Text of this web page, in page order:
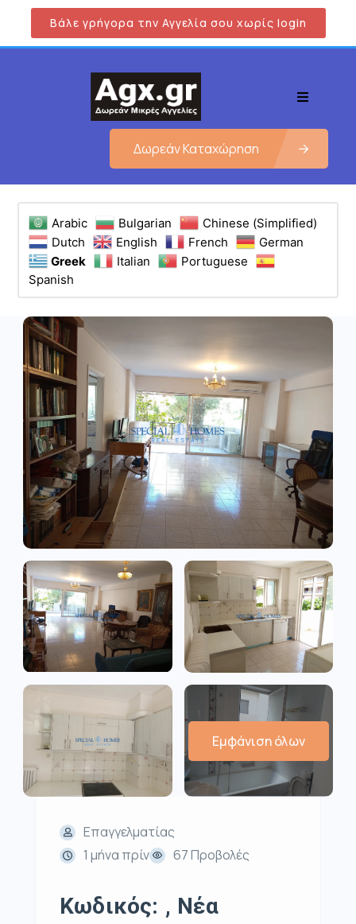
Βάλε γρήγορα την Αγγελία σου χωρίς login
Δωρεάν Καταχώρηση
Arabic Bulgarian
Chinese (Simplified)
Dutch
English French
German
Greek
Italian
Portuguese
Spanish
Εμφάνιση όλων
Επαγγελματίας
1 μήνα πρίν
67 Προβολές
Κωδικός: , Νέα